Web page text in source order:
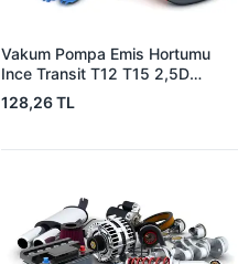
Vakum Pompa Emis Hortumu
Ince Transit T12 T15 2,5D
92>00 | YTT Y40147 | OEM
864F2L334CA
128,26 TL